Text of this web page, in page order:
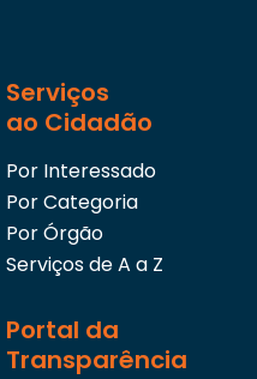
Serviços
ao Cidadão
Por Interessado
Por Categoria
Por Órgão
Serviços de A a Z
Portal da
Transparência